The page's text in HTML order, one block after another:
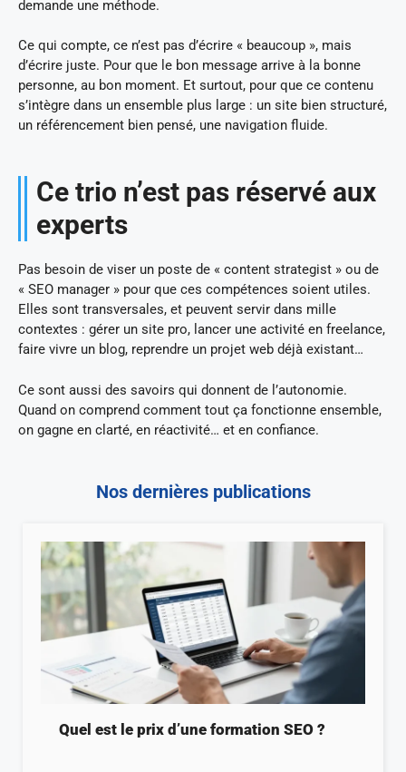
demande une méthode.
Ce qui compte, ce n’est pas d’écrire « beaucoup », mais
d’écrire juste. Pour que le bon message arrive à la bonne
personne, au bon moment. Et surtout, pour que ce contenu
s’intègre dans un ensemble plus large : un site bien structuré,
un référencement bien pensé, une navigation fluide.
Ce trio n’est pas réservé aux
experts
Pas besoin de viser un poste de « content strategist » ou de
« SEO manager » pour que ces compétences soient utiles.
Elles sont transversales, et peuvent servir dans mille
contextes : gérer un site pro, lancer une activité en freelance,
faire vivre un blog, reprendre un projet web déjà existant…
Ce sont aussi des savoirs qui donnent de l’autonomie.
Quand on comprend comment tout ça fonctionne ensemble,
on gagne en clarté, en réactivité… et en confiance.
Nos dernières publications
Quel est le prix d’une formation SEO ?